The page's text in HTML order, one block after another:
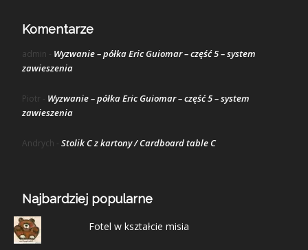
Komentarze
admin - Wyzwanie – półka Eric Guiomar – część 5 – system
zawieszenia
Piotr - Wyzwanie – półka Eric Guiomar – część 5 – system
zawieszenia
Andrych - Stolik C z kartony / Cardboard table C
Najbardziej popularne
Fotel w kształcie misia